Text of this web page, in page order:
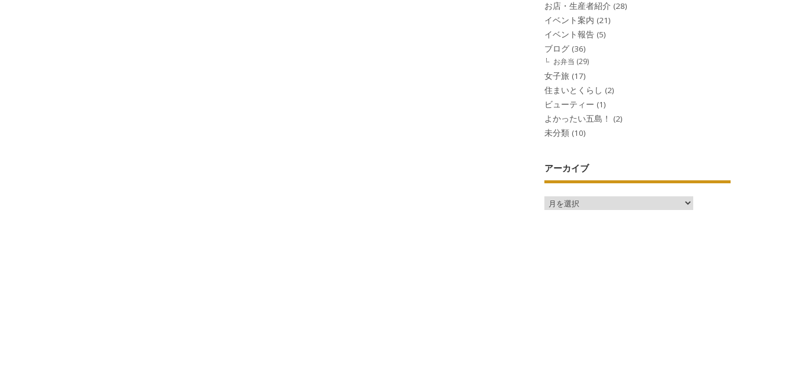
お店・生産者紹介 (28)
イベント案内 (21)
イベント報告 (5)
ブログ (36)
お弁当 (29)
女子旅 (17)
住まいとくらし (2)
ビューティー (1)
よかったい五島！
(2)
未分類 (10)
アーカイブ